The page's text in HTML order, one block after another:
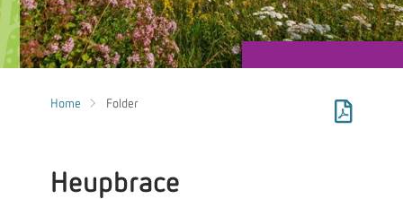
Home Folder
Heupbrace